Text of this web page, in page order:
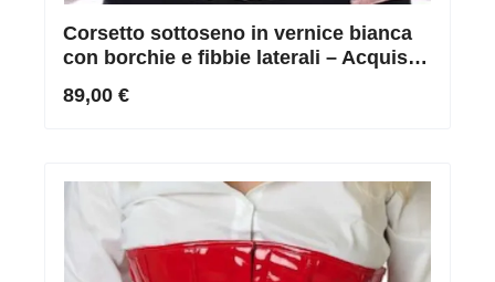
Corsetto sottoseno in vernice bianca
con borchie e fibbie laterali – Acquista
89,00 €